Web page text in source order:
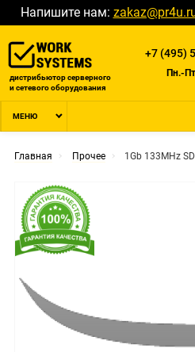
Напишите нам:
дистрибьютор серверного
и сетевого оборудования
+7 (495)
Пн.-
МЕНЮ
Главная Прочее 1Gb 133MHz